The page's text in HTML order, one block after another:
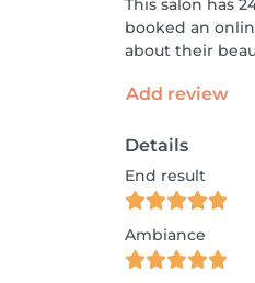
This salon has
booked an
about their
Add review
Details
End result
Ambiance